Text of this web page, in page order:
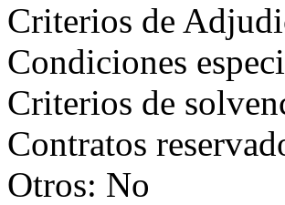
Criterios de
Condiciones
Criterios de
Contratos
Otros: No